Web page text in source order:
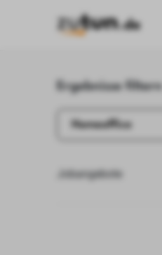
Ergebnisse filtern
Homeoffice
Jobangebote